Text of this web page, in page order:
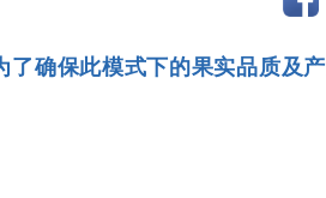
确保此模式下的果实品质及